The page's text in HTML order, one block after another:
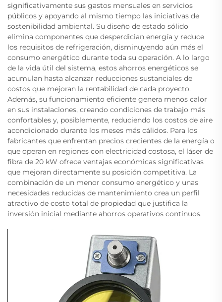
significativamente sus gastos mensuales en servicios
públicos y apoyando al mismo tiempo las iniciativas de
sostenibilidad ambiental. Su diseño de estado sólido
elimina componentes que desperdician energía y reduce
los requisitos de refrigeración, disminuyendo aún más el
consumo energético durante toda su operación. A lo largo
de la vida útil del sistema, estos ahorros energéticos se
acumulan hasta alcanzar reducciones sustanciales de
costos que mejoran la rentabilidad de cada proyecto.
Además, su funcionamiento eficiente genera menos calor
en sus instalaciones, creando condiciones de trabajo más
confortables y, posiblemente, reduciendo los costos de aire
acondicionado durante los meses más cálidos. Para los
fabricantes que enfrentan precios crecientes de la energía o
que operan en regiones con electricidad costosa, el láser de
fibra de 20 kW ofrece ventajas económicas significativas
que mejoran directamente su posición competitiva. La
combinación de un menor consumo energético y unas
necesidades reducidas de mantenimiento crea un perfil
atractivo de costo total de propiedad que justifica la
inversión inicial mediante ahorros operativos continuos.